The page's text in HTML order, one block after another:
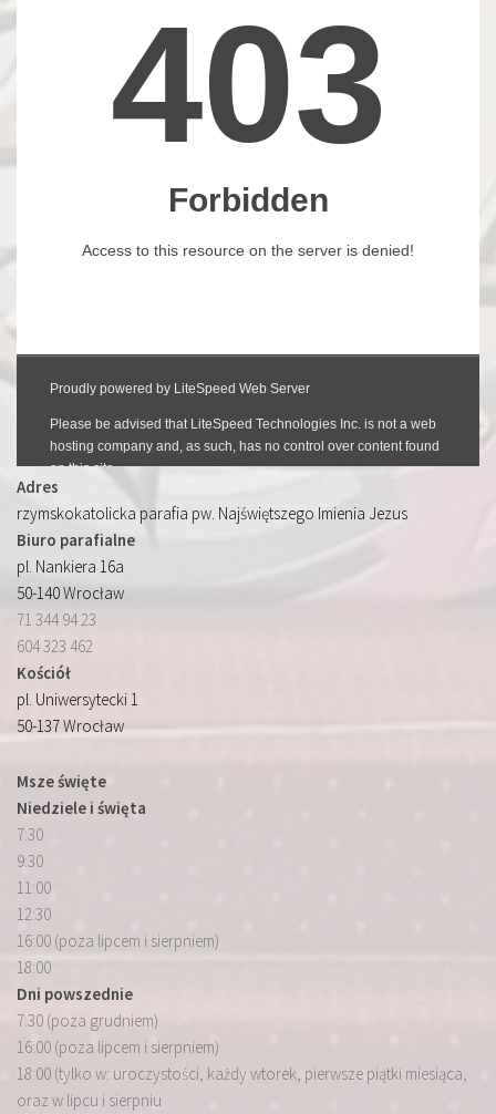
Adres
rzymskokatolicka parafia pw. Najświętszego Imienia Jezus
Biuro parafialne
pl. Nankiera 16a
50-140 Wrocław
71 344 94 23
604 323 462
Kościół
pl. Uniwersytecki 1
50-137 Wrocław
Msze święte
Niedziele i święta
7:30
9:30
11:00
12:30
16:00 (poza lipcem i sierpniem)
18:00
Dni powszednie
7:30 (poza grudniem)
16:00 (poza lipcem i sierpniem)
18:00 (tylko w: uroczystości, każdy wtorek, pierwsze piątki miesiąca,
oraz w lipcu i sierpniu